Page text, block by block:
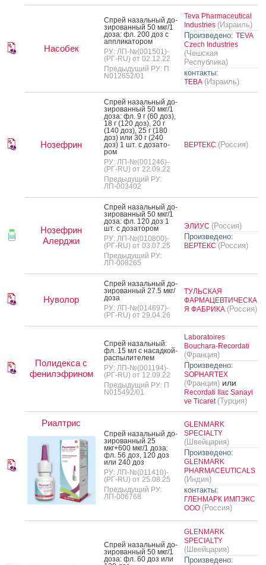
Насобек
Спрей на­заль­ный до­
зиро­ван­ный 50 мкг/1
до­за: фл. 200 доз с
ап­пли­като­ром
РУ: ЛП-№(001501)-
(РГ-RU) от 02.12.22
Предыдущий РУ: П
N012652/01
Teva Pharmaceutical
Industries (Израиль)
Произведено: TEVA
Czech Industries
(Чешская
Республика)
контакты:
ТЕВА (Израиль)
Нозефрин
Спрей на­заль­ный до­
зиро­ван­ный 50 мкг/1
до­за: фл. 9 г (60 доз),
18 г (120 доз), 20 г
(140 доз), 25 г (180
доз) или 30 г (240
доз) 1 шт. с до­зато­
ром
РУ: ЛП-№(001246)-
(РГ-RU) от 22.09.22
Предыдущий РУ:
ЛП-003402
ВЕРТЕКС (Россия)
Нозефрин
Алерджи
Спрей на­заль­ный до­
зиро­ван­ный 50 мкг/1
до­за: фл. 120 доз 1
шт. с до­зато­ром
РУ: ЛП-№(010800)-
(РГ-RU) от 03.07.25
Предыдущий РУ:
ЛП-008265
ЭЛИУС (Россия)
Произведено:
ВЕРТЕКС (Россия)
Нуволор
Спрей на­заль­ный до­
зиро­ван­ный 27.5 мкг/
до­за
РУ: ЛП-№(014697)-
(РГ-RU) от 29.04.26
ТУЛЬСКАЯ
ФАРМАЦЕВТИЧЕСКА
Я ФАБРИКА (Россия)
Полидекса с
фенилэфрином
Спрей на­заль­ный:
фл. 15 мл с на­сад­кой-
рас­пы­лите­лем
РУ: ЛП-№(001194)-
(РГ-RU) от 12.09.22
Предыдущий РУ: П
N015492/01
Laboratoires
Bouchara-Recordati
(Франция)
Произведено:
SOPHARTEX
(Франция) или
Recordati Ilac Sanayi
ve Ticaret (Турция)
Риалтрис
Спрей на­заль­ный до­
зиро­ван­ный 25
мкг+600 мкг/1 до­за:
фл. 56 доз, 120 доз
или 240 доз
РУ: ЛП-№(011410)-
(РГ-RU) от 25.08.25
Предыдущий РУ:
ЛП-006768
GLENMARK
SPECIALTY
(Швейцария)
Произведено:
GLENMARK
PHARMACEUTICALS
(Индия)
контакты:
ГЛЕНМАРК ИМПЭКС
ООО (Россия)
Спрей на­заль­ный до­
зиро­ван­ный 50 мкг/1
до­за: фл. 60 доз или
GLENMARK
SPECIALTY
(Швейцария)
Произведено: